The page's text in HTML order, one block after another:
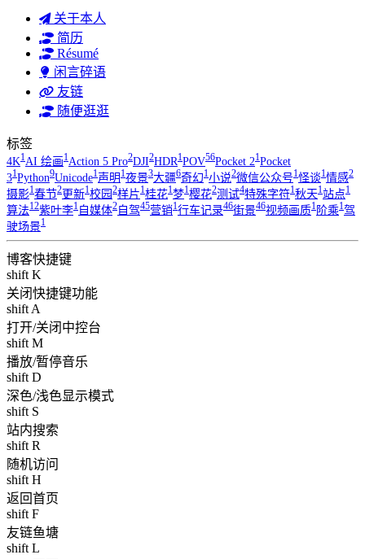
关于本人
简历
Résumé
闲言碎语
友链
随便逛逛
标签
4K1AI 绘画1Action 5 Pro2DJI2HDR1POV56Pocket 21Pocket
31Python9Unicode1声明 1夜景3大疆6奇幻1小说2微信公众号1怪谈1情感2
摄影1春节2更新1校园2样片1桂花1梦1樱花2测试4特殊字符1秋天1站点1
算法12紫叶李1自媒体2自驾45营销1行车记录46街景46视频画质1阶乘1驾
驶场景1
博客快捷键
shift K
关闭快捷键功能
shift A
打开/关闭中控台
shift M
播放/暂停音乐
shift D
深色/浅色显示模式
shift S
站内搜索
shift R
随机访问
shift H
返回首页
shift F
友链鱼塘
shift L